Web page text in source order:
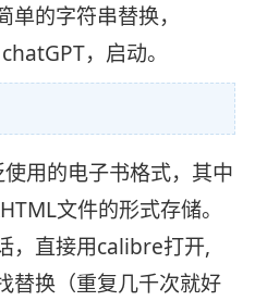
的字符串替换，
，启动。
用的电子书格式，其中
文件的形式存储。
，直接用calibre打开,
替换（重复几千次就好